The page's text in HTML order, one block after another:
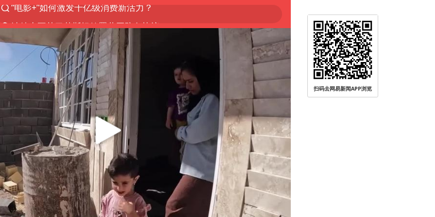
沙特土耳其巴基斯坦签署共同防务协议
台风白海豚实时路径
全球首个长时储能一体化产业园量产
四川宜宾市高县4.9级地震致1人死亡
U17国足三连胜晋级明日之星半决赛
名创优品回应女子吐槽内裤质量差
中国女篮70-67险胜尼日利亚女篮
美股存储板块集体大跌
“今天得有40℃了吧 为啥还不预警”
国防部：坚决反制任何闹海挑衅图谋
胡彦斌获《歌手2026》歌王
扫码去网易新闻APP浏览